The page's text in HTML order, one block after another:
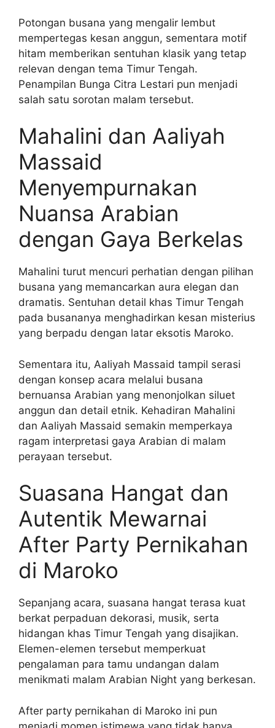
Potongan busana yang mengalir lembut
mempertegas kesan anggun, sementara motif
hitam memberikan sentuhan klasik yang tetap
relevan dengan tema Timur Tengah.
Penampilan Bunga Citra Lestari pun menjadi
salah satu sorotan malam tersebut.
Mahalini dan Aaliyah
Massaid
Menyempurnakan
Nuansa Arabian
dengan Gaya Berkelas
Mahalini turut mencuri perhatian dengan pilihan
busana yang memancarkan aura elegan dan
dramatis. Sentuhan detail khas Timur Tengah
pada busananya menghadirkan kesan misterius
yang berpadu dengan latar eksotis Maroko.
Sementara itu, Aaliyah Massaid tampil serasi
dengan konsep acara melalui busana
bernuansa Arabian yang menonjolkan siluet
anggun dan detail etnik. Kehadiran Mahalini
dan Aaliyah Massaid semakin memperkaya
ragam interpretasi gaya Arabian di malam
perayaan tersebut.
Suasana Hangat dan
Autentik Mewarnai
After Party Pernikahan
di Maroko
Sepanjang acara, suasana hangat terasa kuat
berkat perpaduan dekorasi, musik, serta
hidangan khas Timur Tengah yang disajikan.
Elemen-elemen tersebut memperkuat
pengalaman para tamu undangan dalam
menikmati malam Arabian Night yang berkesan.
After party pernikahan di Maroko ini pun